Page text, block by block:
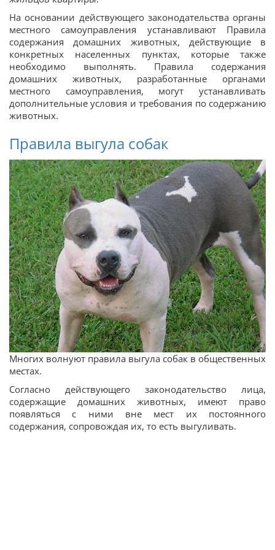
На основании действующего законодательства органы
местного самоуправления устанавливают Правила
содержания домашних животных, действующие в
конкретных населенных пунктах, которые также
необходимо выполнять. Правила содержания
домашних животных, разработанные органами
местного самоуправления, могут устанавливать
дополнительные условия и требования по содержанию
животных.
Правила выгула собак
Многих волнуют правила выгула собак в общественных
местах.
Согласно действующего законодательство лица,
содержащие домашних животных, имеют право
появляться с ними вне мест их постоянного
содержания, сопровождая их, то есть выгуливать.